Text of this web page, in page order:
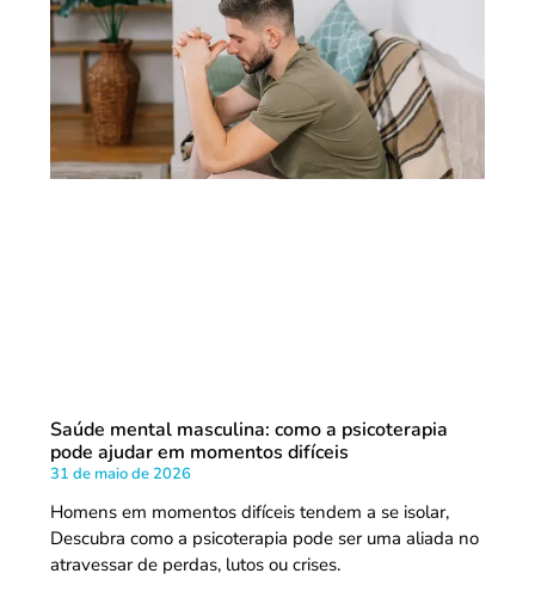
Saúde mental masculina: como a psicoterapia
pode ajudar em momentos difíceis
31 de maio de 2026
Homens em momentos difíceis tendem a se isolar,
Descubra como a psicoterapia pode ser uma aliada no
atravessar de perdas, lutos ou crises.